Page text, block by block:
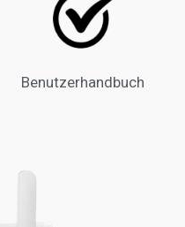
Benutzerhandbuch